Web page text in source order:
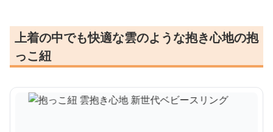
上着の中でも快適な雲のような抱き心地の抱
っこ紐